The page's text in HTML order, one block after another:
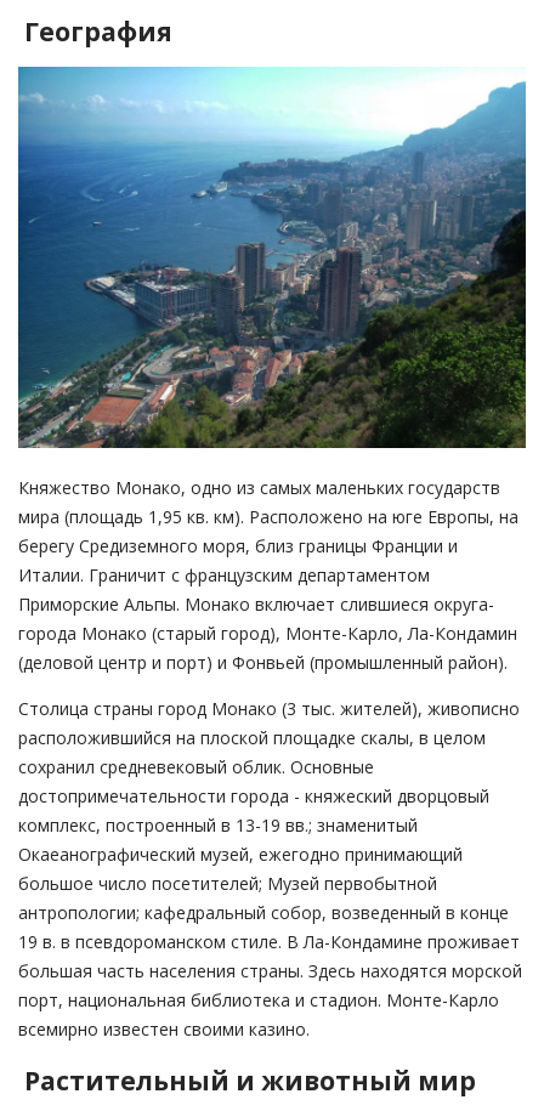
География
Княжество Монако, одно из самых маленьких государств
мира (площадь 1,95 кв. км). Расположено на юге Европы, на
берегу Средиземного моря, близ границы Франции и
Италии. Граничит с французским департаментом
Приморские Альпы. Монако включает слившиеся округа-
города Монако (старый город), Монте-Карло, Ла-Кондамин
(деловой центр и порт) и Фонвьей (промышленный район).
Столица страны город Монако (3 тыс. жителей), живописно
расположившийся на плоской площадке скалы, в целом
сохранил средневековый облик. Основные
достопримечательности города - княжеский дворцовый
комплекс, построенный в 13-19 вв.; знаменитый
Окаеанографический музей, ежегодно принимающий
большое число посетителей; Музей первобытной
антропологии; кафедральный собор, возведенный в конце
19 в. в псевдороманском стиле. В Ла-Кондамине проживает
большая часть населения страны. Здесь находятся морской
порт, национальная библиотека и стадион. Монте-Карло
всемирно известен своими казино.
Растительный и животный мир